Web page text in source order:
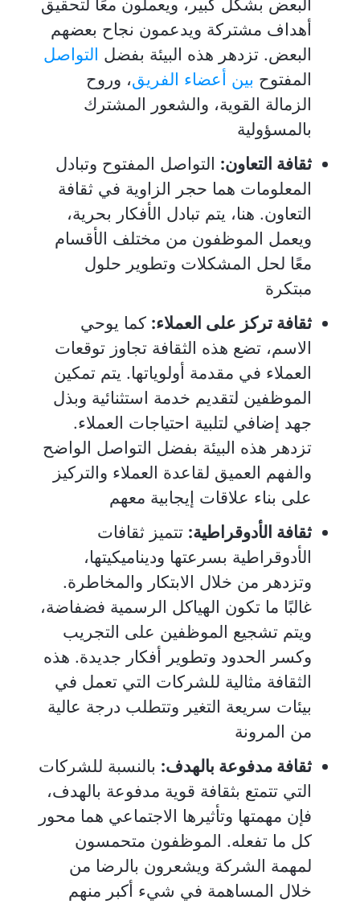
البعض بشكل كبير، ويعملون معًا لتحقيق
أهداف مشتركة ويدعمون نجاح بعضهم
البعض. تزدهر هذه البيئة بفضل التواصل
المفتوح بين أعضاء الفريق، وروح
الزمالة القوية، والشعور المشترك
بالمسؤولية
ثقافة التعاون: التواصل المفتوح وتبادل
المعلومات هما حجر الزاوية في ثقافة
التعاون. هنا، يتم تبادل الأفكار بحرية،
ويعمل الموظفون من مختلف الأقسام
معًا لحل المشكلات وتطوير حلول
مبتكرة
ثقافة تركز على العملاء: كما يوحي
الاسم، تضع هذه الثقافة تجاوز توقعات
العملاء في مقدمة أولوياتها. يتم تمكين
الموظفين لتقديم خدمة استثنائية وبذل
جهد إضافي لتلبية احتياجات العملاء.
تزدهر هذه البيئة بفضل التواصل الواضح
والفهم العميق لقاعدة العملاء والتركيز
على بناء علاقات إيجابية معهم
ثقافة الأدوقراطية: تتميز ثقافات
الأدوقراطية بسرعتها وديناميكيتها،
وتزدهر من خلال الابتكار والمخاطرة.
غالبًا ما تكون الهياكل الرسمية فضفاضة،
ويتم تشجيع الموظفين على التجريب
وكسر الحدود وتطوير أفكار جديدة. هذه
الثقافة مثالية للشركات التي تعمل في
بيئات سريعة التغير وتتطلب درجة عالية
من المرونة
ثقافة مدفوعة بالهدف: بالنسبة للشركات
التي تتمتع بثقافة قوية مدفوعة بالهدف،
فإن مهمتها وتأثيرها الاجتماعي هما محور
كل ما تفعله. الموظفون متحمسون
لمهمة الشركة ويشعرون بالرضا من
خلال المساهمة في شيء أكبر منهم